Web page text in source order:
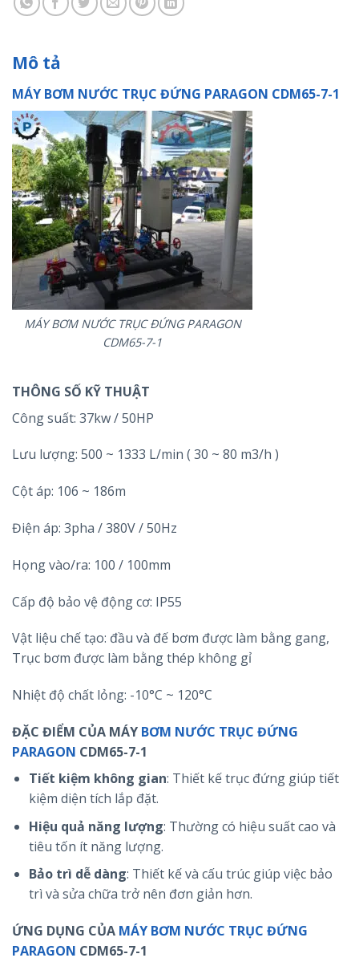
Mô tả
MÁY BƠM NƯỚC TRỤC ĐỨNG PARAGON CDM65-7-1
MÁY BƠM NƯỚC TRỤC ĐỨNG PARAGON
CDM65-7-1
THÔNG SỐ KỸ THUẬT
Công suất: 37kw / 50HP
Lưu lượng: 500 ~ 1333 L/min ( 30 ~ 80 m3/h )
Cột áp: 106 ~ 186m
Điện áp: 3pha / 380V / 50Hz
Họng vào/ra: 100 / 100mm
Cấp độ bảo vệ động cơ: IP55
Vật liệu chế tạo: đầu và đế bơm được làm bằng gang,
Trục bơm được làm bằng thép không gỉ
Nhiệt độ chất lỏng: -10°C ~ 120°C
ĐẶC ĐIỂM CỦA MÁY BƠM NƯỚC TRỤC ĐỨNG
PARAGON CDM65-7-1
Tiết kiệm không gian: Thiết kế trục đứng giúp tiết
kiệm diện tích lắp đặt.
Hiệu quả năng lượng: Thường có hiệu suất cao và
tiêu tốn ít năng lượng.
Bảo trì dễ dàng: Thiết kế và cấu trúc giúp việc bảo
trì và sửa chữa trở nên đơn giản hơn.
ỨNG DỤNG CỦA MÁY BƠM NƯỚC TRỤC ĐỨNG
PARAGON CDM65-7-1